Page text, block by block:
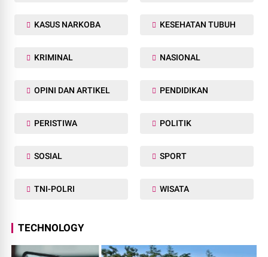
KASUS NARKOBA KESEHATAN TUBUH
KRIMINAL NASIONAL
OPINI DAN ARTIKEL PENDIDIKAN
PERISTIWA POLITIK
SOSIAL SPORT
TNI-POLRI WISATA
TECHNOLOGY